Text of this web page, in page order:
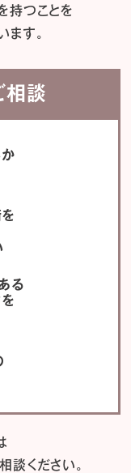
持つことを
ます。
相談
る
談ください。